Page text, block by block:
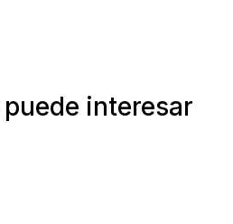
interesar